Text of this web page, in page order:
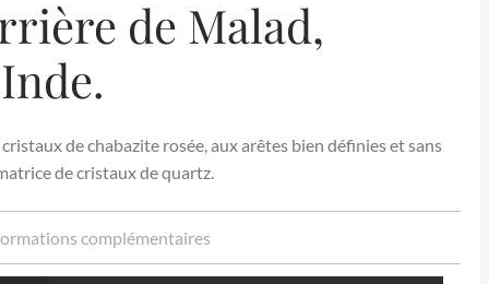
de Malad,
de chabazite rosée, aux arêtes bien définies et sans
de cristaux de quartz.
complémentaires